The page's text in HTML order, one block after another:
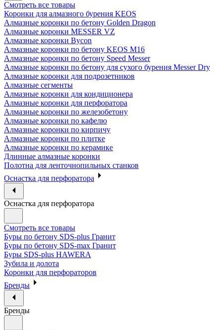
Смотреть все товары
Коронки для алмазного бурения KEOS
Алмазные коронки по бетону Golden Dragon
Алмазные коронки MESSER VZ
Алмазные коронки Bycon
Алмазные коронки по бетону KEOS M16
Алмазные коронки по бетону Speed Messer
Алмазные коронки по бетону для сухого бурения Messer Dry
Алмазные коронки для подрозетников
Алмазные сегменты
Алмазные коронки для кондиционера
Алмазные коронки для перфоратора
Алмазные коронки по железобетону
Алмазные коронки по кафелю
Алмазные коронки по кирпичу
Алмазные коронки по плитке
Алмазные коронки по керамике
Длинные алмазные коронки
Полотна для ленточнопильных станков
Оснастка для перфоратора
Оснастка для перфоратора
Смотреть все товары
Буры по бетону SDS-plus Гранит
Буры по бетону SDS-max Гранит
Буры SDS-plus HAWERA
Зубила и долота
Коронки для перфораторов
Бренды
Бренды